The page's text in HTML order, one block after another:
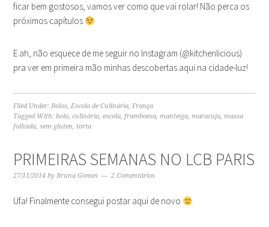
ficar bem gostosos, vamos ver como que vai rolar! Não perca os
próximos capítulos
E ah, não esquece de me seguir no Instagram (@kitchenlicious)
pra ver em primeira mão minhas descobertas aqui na cidade-luz!
Filed Under:Bolos,Escola de Culinária,França
Tagged With:bolo,culinária,escola,framboesa,manteiga,maracuja,massa
folhada,sem gluten, torta
PRIMEIRAS SEMANAS NO LCB PARIS
27/11/2014 byBruna Gomes 2 Comentários
Ufa! Finalmente consegui postar aqui de novo